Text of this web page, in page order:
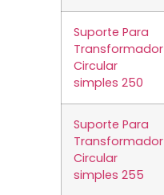
Suporte Para
Transformador
Circular
simples 250
Suporte Para
Transformador
Circular
simples 255